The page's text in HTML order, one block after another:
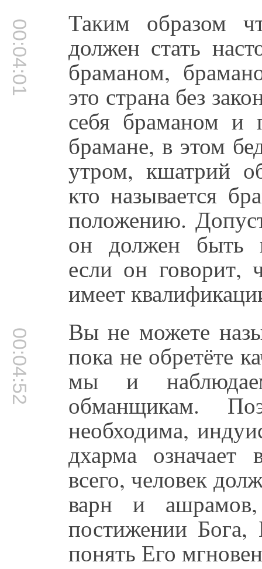
00:04:01 Таким образом
должен стать
браманом,
это страна без
себя браманом и
брамане, в этом
утром, кшатрий
кто называется
положению.
он должен быть
если он говорит,
имеет
00:04:52 Вы не можете
пока не обретёте
мы и
обманщикам.
необходима,
дхарма означает
всего, человек
варн и
постижении Бога,
понять Его